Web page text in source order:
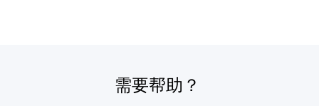
需要帮助？